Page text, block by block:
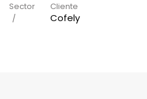
Sector Cliente
Cofely